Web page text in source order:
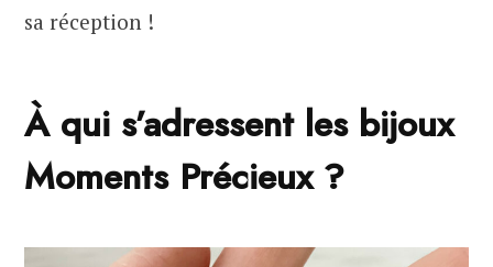
sa réception !
À qui s’adressent les bijoux
Moments Précieux ?